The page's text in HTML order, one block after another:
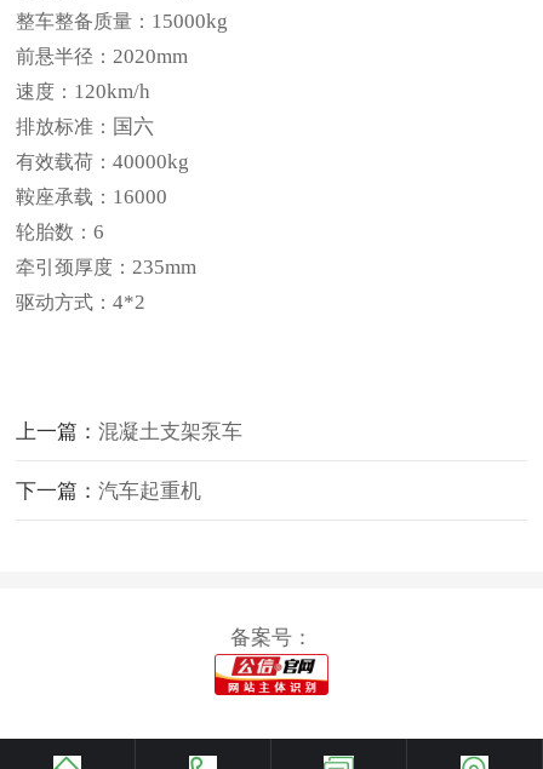
整车整备质量： 15000kg
前悬半径： 2020mm
速度： 120km/h
排放标准： 国六
有效载荷：40000kg
鞍座承载： 16000
轮胎数：6
牵引颈厚度： 235mm
驱动方式：4*2
上一篇：混凝土支架泵车
下一篇：汽车起重机
备案号：